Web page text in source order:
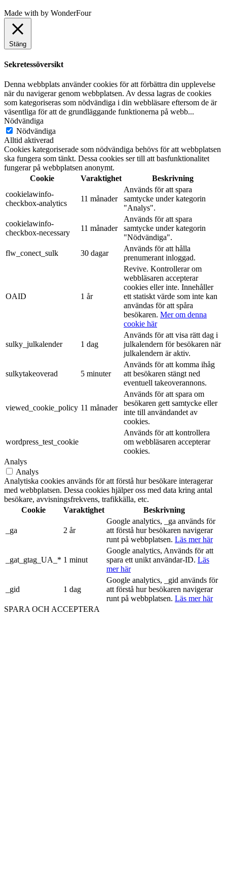
Made with by WonderFour
Stäng
Sekretessöversikt
Denna webbplats använder cookies för att förbättra din upplevelse
när du navigerar genom webbplatsen. Av dessa lagras de cookies
som kategoriseras som nödvändiga i din webbläsare eftersom de är
väsentliga för att de grundläggande funktionerna på webb...
Nödvändiga
Nödvändiga
Alltid aktiverad
Cookies kategoriserade som nödvändiga behövs för att webbplatsen
ska fungera som tänkt. Dessa cookies ser till att basfunktionalitet
fungerar på webbplatsen anonymt.
Cookie
Varaktighet
Beskrivning
cookielawinfo-
checkbox-analytics
11 månader
Används för att spara
samtycke under kategorin
"Analys".
cookielawinfo-
checkbox-necessary
11 månader
Används för att spara
samtycke under kategorin
"Nödvändiga".
flw_conect_sulk
30 dagar
Används för att hålla
prenumerant inloggad.
OAID 1 år
Revive. Kontrollerar om
webbläsaren accepterar
cookies eller inte. Innehåller
ett statiskt värde som inte kan
användas för att spåra
besökaren. Mer om denna
cookie här
sulky_julkalender 1 dag
Används för att visa rätt dag i
julkalendern för besökaren när
julkalendern är aktiv.
sulkytakeoverad 5 minuter
Används för att komma ihåg
att besökaren stängt ned
eventuell takeoverannons.
viewed_cookie_policy 11 månader
Används för att spara om
besökaren gett samtycke eller
inte till användandet av
cookies.
wordpress_test_cookie
Används för att kontrollera
om webbläsaren accepterar
cookies.
Analys
Analys
Analytiska cookies används för att förstå hur besökare interagerar
med webbplatsen. Dessa cookies hjälper oss med data kring antal
besökare, avvisningsfrekvens, trafikkälla, etc.
Cookie
Varaktighet Beskrivning
_ga 2 år
Google analytics, _ga används för
att förstå hur besökaren navigerar
runt på webbplatsen. Läs mer här
_gat_gtag_UA_* 1 minut
Google analytics, Används för att
spara ett unikt användar-ID. Läs
mer här
_gid 1 dag
Google analytics, _gid används för
att förstå hur besökaren navigerar
runt på webbplatsen. Läs mer här
SPARA OCH ACCEPTERA